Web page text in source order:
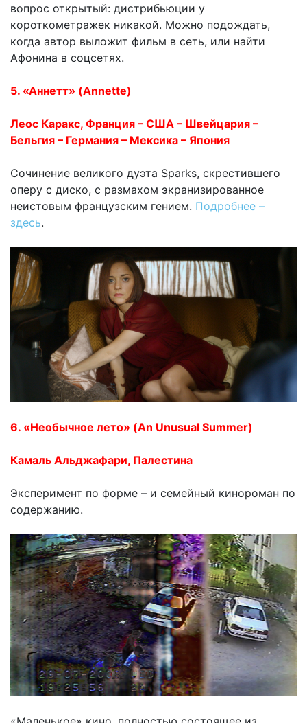
вопрос открытый: дистрибьюции у
короткометражек никакой. Можно подождать,
когда автор выложит фильм в сеть, или найти
Афонина в соцсетях.
5. «Аннетт» (Annette)
Леос Каракс, Франция – США – Швейцария –
Бельгия – Германия – Мексика – Япония
Сочинение великого дуэта Sparks, скрестившего
оперу с диско, с размахом экранизированное
неистовым французским гением. Подробнее –
здесь.
6. «Необычное лето» (An Unusual Summer)
Камаль Альджафари, Палестина
Эксперимент по форме – и семейный кинороман по
содержанию.